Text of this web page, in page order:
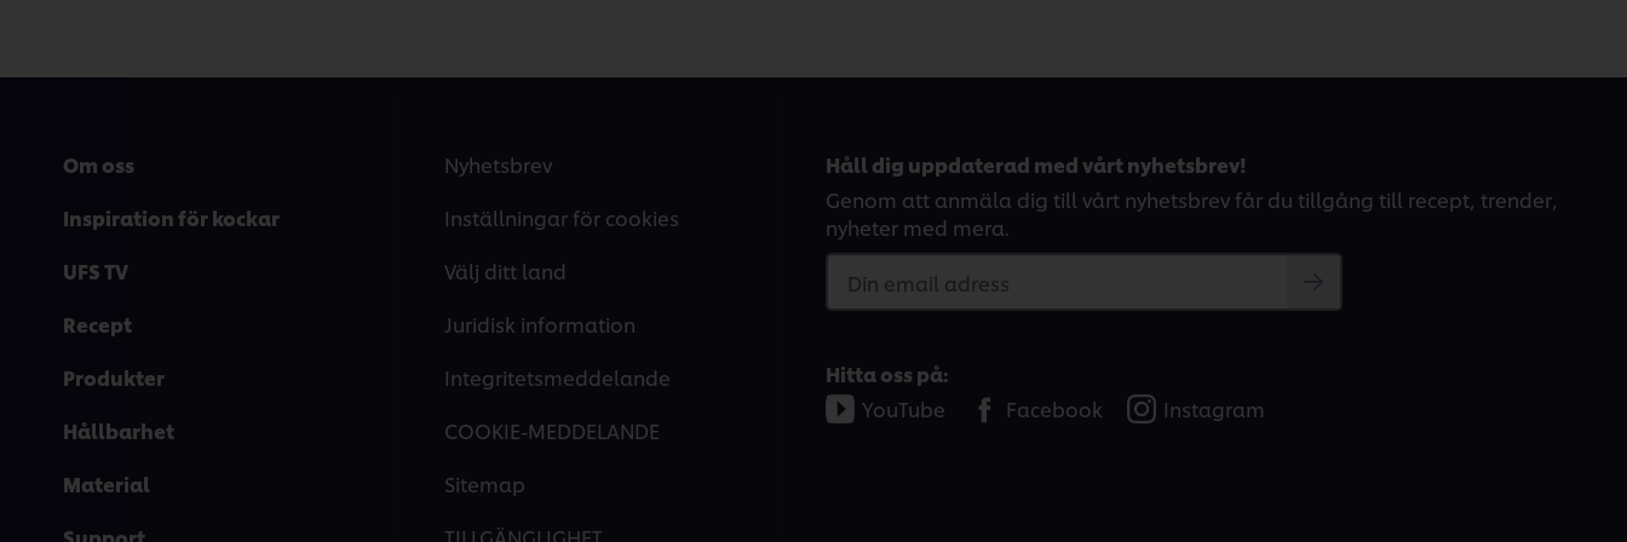
Om oss
Inspiration för kockar
UFS TV
Recept
Produkter
Hållbarhet
Material
Nyhetsbrev
Inställningar för cookies
Välj ditt land
Juridisk information
Integritetsmeddelande
COOKIE-MEDDELANDE
Sitemap
Håll dig uppdaterad med vårt nyhetsbrev!
Genom att anmäla dig till vårt nyhetsbrev får du tillgång till recept, trender,
nyheter med mera.
Din email adress
Hitta oss på:
YouTube
Facebook Instagram